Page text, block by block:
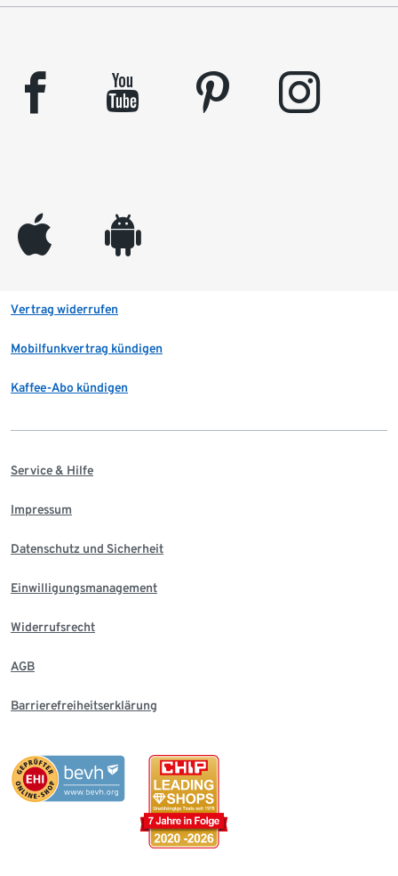
facebook youtube pinterest instagram
appleinc android
Vertrag widerrufen
Mobilfunkvertrag kündigen
Kaffee-Abo kündigen
Service & Hilfe
Impressum
Datenschutz und Sicherheit
Einwilligungsmanagement
Widerrufsrecht
AGB
Barrierefreiheitserklärung